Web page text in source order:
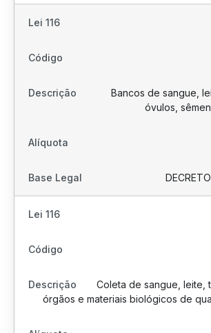
Bancos de sangue,
óvulos,
Coleta de sangue, leite,
órgãos e materiais biológicos de